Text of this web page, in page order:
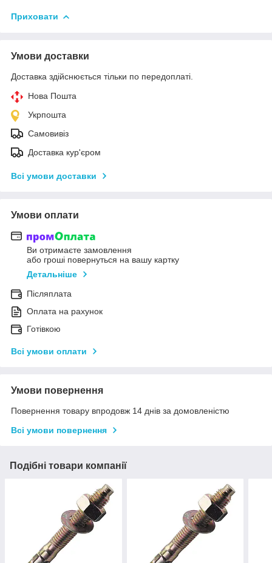
Приховати
Умови доставки
Доставка здійснюється тільки по передоплаті.
Нова Пошта
Укрпошта
Самовивіз
Доставка кур'єром
Всі умови доставки
Умови оплати
Ви отримаєте замовлення
або гроші повернуться на вашу картку
Детальніше
Післяплата
Оплата на рахунок
Готівкою
Всі умови оплати
Умови повернення
Повернення товару впродовж 14 днів за домовленістю
Всі умови повернення
Подібні товари компанії